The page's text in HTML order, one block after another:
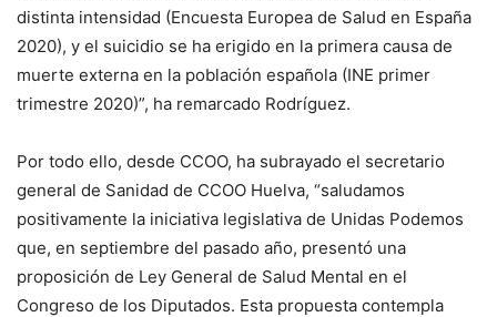
distinta intensidad (Encuesta Europea de Salud en España
2020), y el suicidio se ha erigido en la primera causa de
muerte externa en la población española (INE primer
trimestre 2020)”, ha remarcado Rodríguez.
Por todo ello, desde CCOO, ha subrayado el secretario
general de Sanidad de CCOO Huelva, “saludamos
positivamente la iniciativa legislativa de Unidas Podemos
que, en septiembre del pasado año, presentó una
proposición de Ley General de Salud Mental en el
Congreso de los Diputados. Esta propuesta contempla